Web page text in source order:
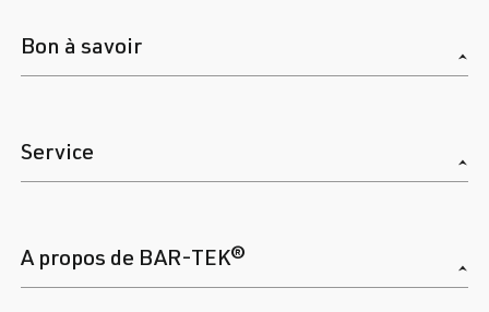
Bon à savoir
Service
A propos de BAR-TEK®